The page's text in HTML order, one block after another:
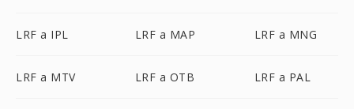
LRF a IPL LRF a MAP LRF a MNG
LRF a MTV LRF a OTB LRF a PAL